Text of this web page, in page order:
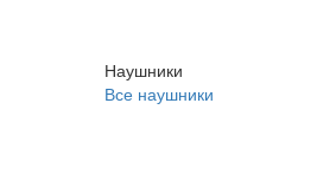
Наушники
Все наушники